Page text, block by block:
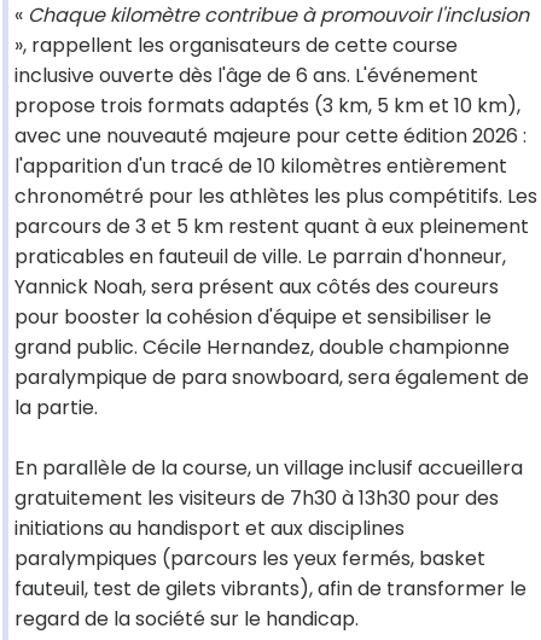
« Chaque kilomètre contribue à promouvoir l'inclusion
», rappellent les organisateurs de cette course
inclusive ouverte dès l'âge de 6 ans. L'événement
propose trois formats adaptés (3 km, 5 km et 10 km),
avec une nouveauté majeure pour cette édition 2026 :
l'apparition d'un tracé de 10 kilomètres entièrement
chronométré pour les athlètes les plus compétitifs. Les
parcours de 3 et 5 km restent quant à eux pleinement
praticables en fauteuil de ville. Le parrain d'honneur,
Yannick Noah, sera présent aux côtés des coureurs
pour booster la cohésion d'équipe et sensibiliser le
grand public. Cécile Hernandez, double championne
paralympique de para snowboard, sera également de
la partie.
En parallèle de la course, un village inclusif accueillera
gratuitement les visiteurs de 7h30 à 13h30 pour des
initiations au handisport et aux disciplines
paralympiques (parcours les yeux fermés, basket
fauteuil, test de gilets vibrants), afin de transformer le
regard de la société sur le handicap.